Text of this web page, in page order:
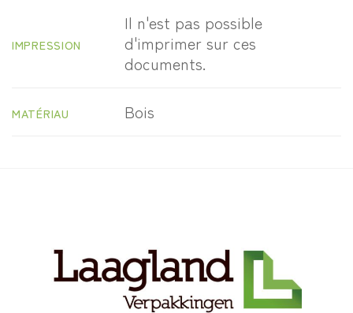
IMPRESSION
Il n'est pas possible
d'imprimer sur ces
documents.
MATÉRIAU Bois